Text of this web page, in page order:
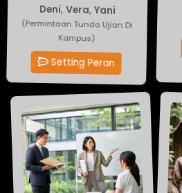
Deni, Vera, Yani
(Permintaan Tunda Ujian Di
Kampus)
Setting Peran